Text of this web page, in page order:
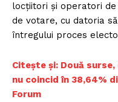
locţiitori şi operatori
de votare, cu datoria
întregului proces
Citește și: Două
nu coincid în 38,64%
Forum